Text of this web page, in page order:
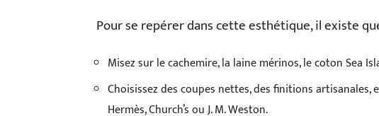
Pour se repérer dans cette esthétique, il existe
Misez sur le cachemire, la laine mérinos, le coton Sea
Choisissez des coupes nettes, des finitions artisanales,
Hermès, Church’s ou J. M. Weston.